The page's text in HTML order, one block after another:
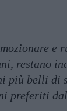
e
restano
più belli di
preferiti